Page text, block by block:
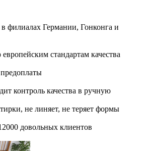
филиалах Германии, Гонконга и
стандартам качества
контроль качества в ручную
не линяет, не теряет формы
довольных клиентов